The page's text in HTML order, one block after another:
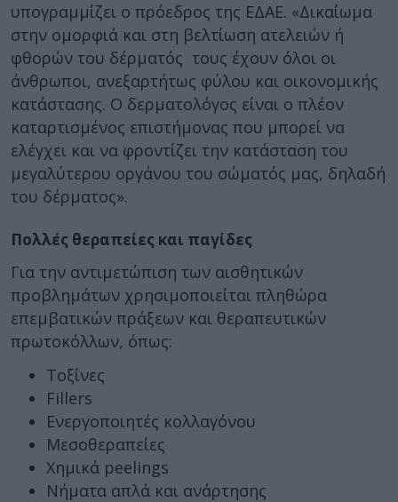
υπογραμμίζει ο πρόεδρος της ΕΔΑΕ. «Δικαίωμα
στην ομορφιά και στη βελτίωση ατελειών ή
φθορών του δέρματός τους έχουν όλοι οι
άνθρωποι, ανεξαρτήτως φύλου και οικονομικής
κατάστασης. Ο δερματολόγος είναι ο πλέον
καταρτισμένος επιστήμονας που μπορεί να
ελέγχει και να φροντίζει την κατάσταση του
μεγαλύτερου οργάνου του σώματός μας, δηλαδή
του δέρματος».
Πολλές θεραπείες και παγίδες
Για την αντιμετώπιση των αισθητικών
προβλημάτων χρησιμοποιείται πληθώρα
επεμβατικών πράξεων και θεραπευτικών
πρωτοκόλλων, όπως:
Τοξίνες
Fillers
Ενεργοποιητές κολλαγόνου
Μεσοθεραπείες
Χημικά peelings
Νήματα απλά και ανάρτησης